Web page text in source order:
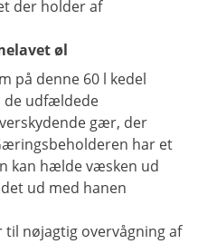
der holder af
øl
på denne 60 l kedel
de udfældede
gær, der
har et
kan hælde væsken ud
ud med hanen
nøjagtig overvågning af